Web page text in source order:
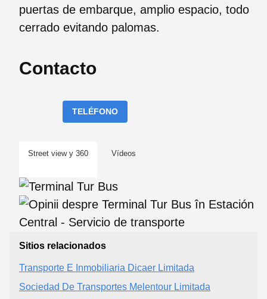
puertas de embarque, amplio espacio, todo
cerrado evitando palomas.
Contacto
TELÉFONO
Street view y 360 Vídeos
Sitios relacionados
Transporte E Inmobiliaria Dicaer Limitada
Sociedad De Transportes Melentour Limitada